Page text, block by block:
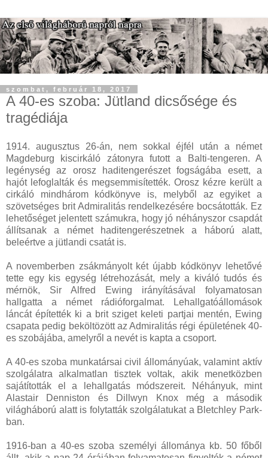
szombat, február 18, 2017
A 40-es szoba: Jütland dicsősége és
tragédiája
1914. augusztus 26-án, nem sokkal éjfél után a német
Magdeburg kiscirkáló zátonyra futott a Balti-tengeren. A
legénység az orosz haditengerészet fogságába esett, a
hajót lefoglalták és megsemmisítették. Orosz kézre került a
cirkáló mindhárom kódkönyve is, melyből az egyiket a
szövetséges brit Admiralitás rendelkezésére bocsátották. Ez
lehetőséget jelentett számukra, hogy jó néhányszor csapdát
állítsanak a német haditengerészetnek a háború alatt,
beleértve a jütlandi csatát is.
A novemberben zsákmányolt két újabb kódkönyv lehetővé
tette egy kis egység létrehozását, mely a kiváló tudós és
mérnök, Sir Alfred Ewing irányításával folyamatosan
hallgatta a német rádióforgalmat. Lehallgatóállomások
láncát építették ki a brit sziget keleti partjai mentén, Ewing
csapata pedig beköltözött az Admiralitás régi épületének 40-
es szobájába, amelyről a nevét is kapta a csoport.
A 40-es szoba munkatársai civil állományúak, valamint aktív
szolgálatra alkalmatlan tisztek voltak, akik menetközben
sajátították el a lehallgatás módszereit. Néhányuk, mint
Alastair Denniston és Dillwyn Knox még a második
világháború alatt is folytatták szolgálatukat a Bletchley Park-
ban.
1916-ban a 40-es szoba személyi állománya kb. 50 főből